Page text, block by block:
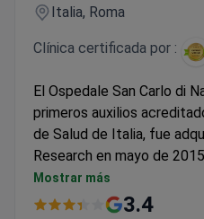
Italia, Roma
Clínica certificada por :
El Ospedale San Carlo di
primeros auxilios
de Salud de Italia, fue
Research en mayo de
proceso de
Fundado en 1932, el
Mostrar más
3.4